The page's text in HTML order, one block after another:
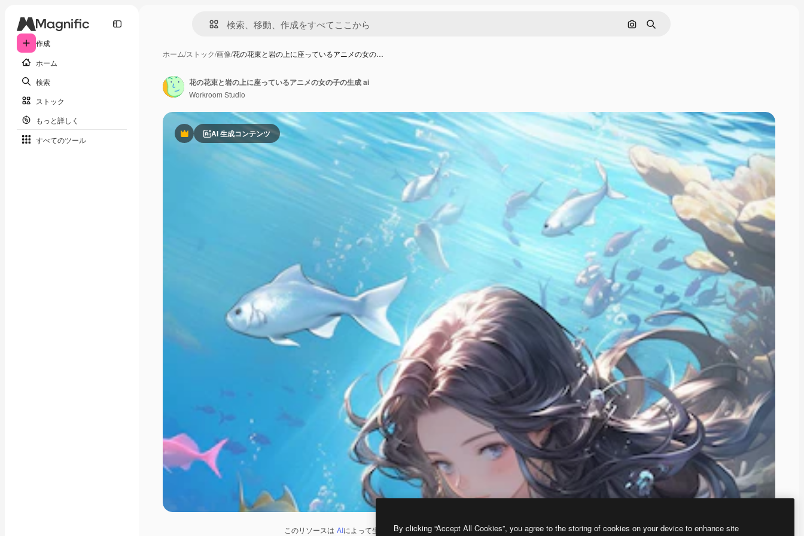
作成
ホーム
検索
ストック
もっと詳しく
すべてのツール
画像で検索
検索
ホーム/ストック/画像/花の花束と岩の上に座っているアニメの女の…
PremiumAI 生成コンテンツ
このリソースは AIによって生成されたものです。 AI画像生成ツールを使うと、あなた独自の画像を作成できます。
花の花束と岩の上に座っているアニメの女の子の生成 ai
Workroom Studio
By clicking “Accept All Cookies”, you agree to the storing of cookies on your device to enhance site